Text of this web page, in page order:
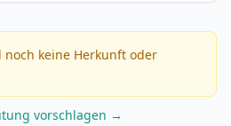
noch keine Herkunft oder
vorschlagen →